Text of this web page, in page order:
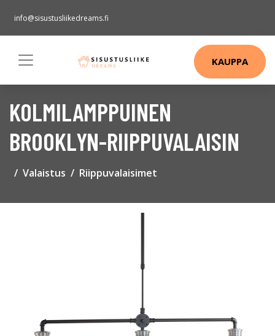
info@sisustusliikedreams.fi
KAUPPA
KOLMILAMPPUINEN
BROOKLYN-RIIPPUVALAISIN
Valaistus Riippuvalaisimet